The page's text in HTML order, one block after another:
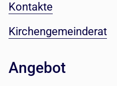
Kontakte
Kirchengemeinderat
Angebot